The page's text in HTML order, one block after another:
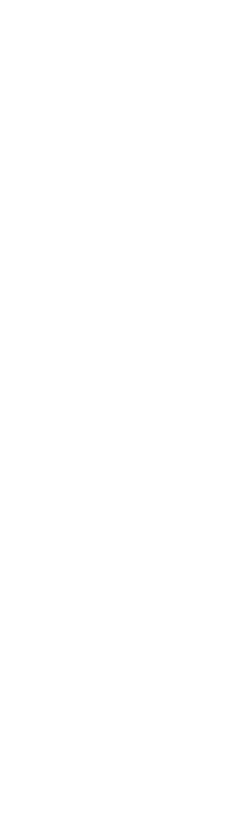
Niemand wordt
noodzakelijk zich
(een doodzonde)
volharden. In de
dagelijkse gebeden
Kerk de
allen tot inkeer
Neem deze
God, waarin
en
U gekozen zijn
deze dienst,
geloven, uw
beschik over
tot dag naar
eeuwig
uitverkoren